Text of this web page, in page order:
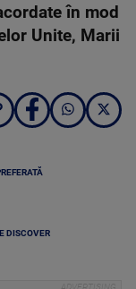
în mod
Unite, Marii
DISCOVER